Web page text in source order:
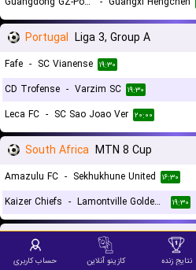
Portugal Liga 3, Group A
Fafe - SC Vianense ۱۹:۳۰
CD Trofense - Varzim SC ۱۹:۳۰
Leca FC - SC Sao Joao Ver ۲۰:۰۰
South Africa MTN 8 Cup
Amazulu FC - Sekhukhune United ۱۶:۳۰
Kaizer Chiefs - Lamontville Golden Arrows ۱۹:۳۰
Iceland 2. Deild
Kormakur/hvot Throttur Vogar ۱۹:۳۰
نتایج زنده کازینو آنلاین حساب کاربری